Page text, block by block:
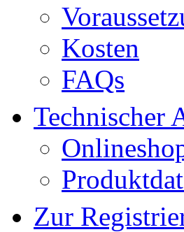
Kosten
FAQs
Technischer
Zur